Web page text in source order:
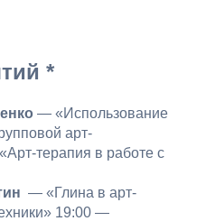
*
— «Использование
арт-
терапия в работе с
— «Глина в арт-
19:00 —